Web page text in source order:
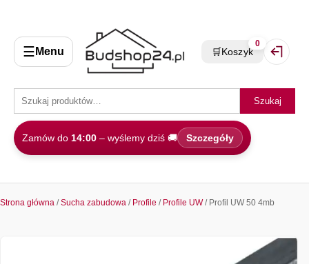
☰ Menu
Szukaj
Zamów do 14:00 – wyślemy dziś 🚚 Szczegóły
🛒Koszyk
0
Strona główna /Sucha zabudowa / Profile / Profile UW/ Profil UW 50 4mb